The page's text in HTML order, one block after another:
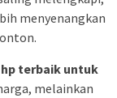
menyenangkan
hp terbaik untuk
melainkan